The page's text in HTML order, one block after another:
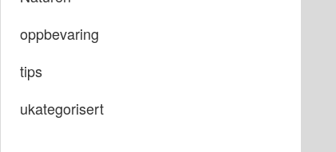
oppbevaring
tips
ukategorisert